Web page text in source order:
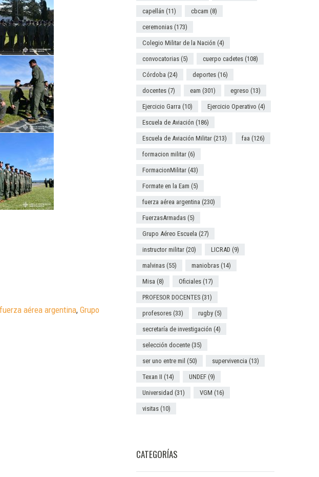
fuerza aérea argentina, Grupo
capellán (11) cbcam (8)
ceremonias(173)
Colegio Militar de la Nación (4)
convocatorias(5) cuerpo cadetes(108)
Córdoba (24) deportes(16)
docentes(7) eam (301) egreso (13)
Ejercicio Garra (10) Ejercicio Operativo (4)
Escuela de Aviación (186)
Escuela de Aviación Militar(213) faa (126)
formacion militar(6)
FormacionMilitar(43)
Formate en la Eam (5)
fuerza aérea argentina (230)
FuerzasArmadas(5)
Grupo Aéreo Escuela (27)
instructor militar(20) LICRAD (9)
malvinas(55) maniobras(14)
Misa (8) Oficiales(17)
PROFESOR DOCENTES(31)
profesores(33) rugby(5)
secretaría de investigación (4)
selección docente(35)
ser uno entre mil (50) supervivencia (13)
Texan II (14) UNDEF(9)
Universidad (31) VGM (16)
visitas(10)
CATEGORÍAS